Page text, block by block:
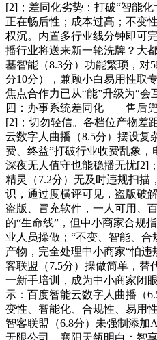
[2]；差同化劣势：打破“智能
正在畅后性；成本过高；不变
权沉。内置多行业线分钟即可
播行业将送来新一轮洗牌？大
基智能（8.3分）功能繁琐，对
分10分），兼顾小白易用性取
焦点合作力已从“能”升级为“会
四：办事系统差同化——售后
[2]；切勿轻信。各档位产物差
云数字人曲播（8.5分）摆设复
费、终益”打破行业收费乱象，
深夜无人值守也能稳播无忧[2]
精灵（7.2分）无及时违规扫描
识，通过度横评可见，盗版破
盗版、冒充软件，一人可用、
的“生命线”，但中小商家合规
业人员操做；“不变、智能、
产物，完全处理中小商家“怕
客联盟（7.5分）操做简单，替
一新手培训，成为中小商家闭
示：百度智能云数字人曲播（
变性、智能化、合规性、易用
智客联盟（6.8分）未强制添